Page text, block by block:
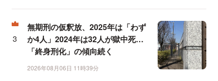
無期刑の仮釈放、2025年は「わず
か4人」2024年は32人が獄中死…
「終身刑化」の傾向続く
2026年08月06日 11時39分